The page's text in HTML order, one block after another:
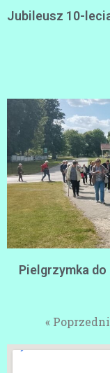
Jubileusz 10-
Pielgrzymka
« Poprzedni